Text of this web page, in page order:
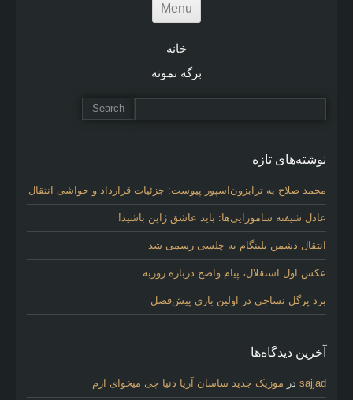
Menu
خانه
برگه نمونه
نوشته‌های تازه
محمد صلاح به ترابزون‌اسپور پیوست: جزئیات قرارداد و حواشی انتقال
عادل شیفته سامورایی‌ها: باید عاشق ژاپن باشید!
انتقال دشمن بلینگام به چلسی رسمی شد
عکس اول استقلال، پیام واضح درباره روزبه
برد پرگل نساجی در اولین بازی پیش‌فصل
آخرین دیدگاه‌ها
sajjad در موزیک جدید ساسان آریا دنیا چی میخوای ازم